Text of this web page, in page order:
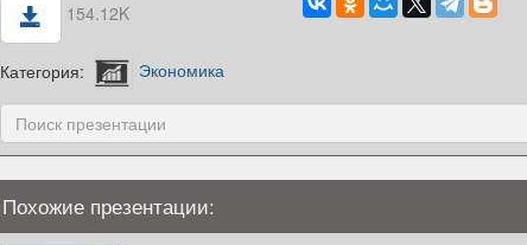
154.12K
Категория: Экономика
Похожие презентации: